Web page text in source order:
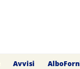
Avvisi